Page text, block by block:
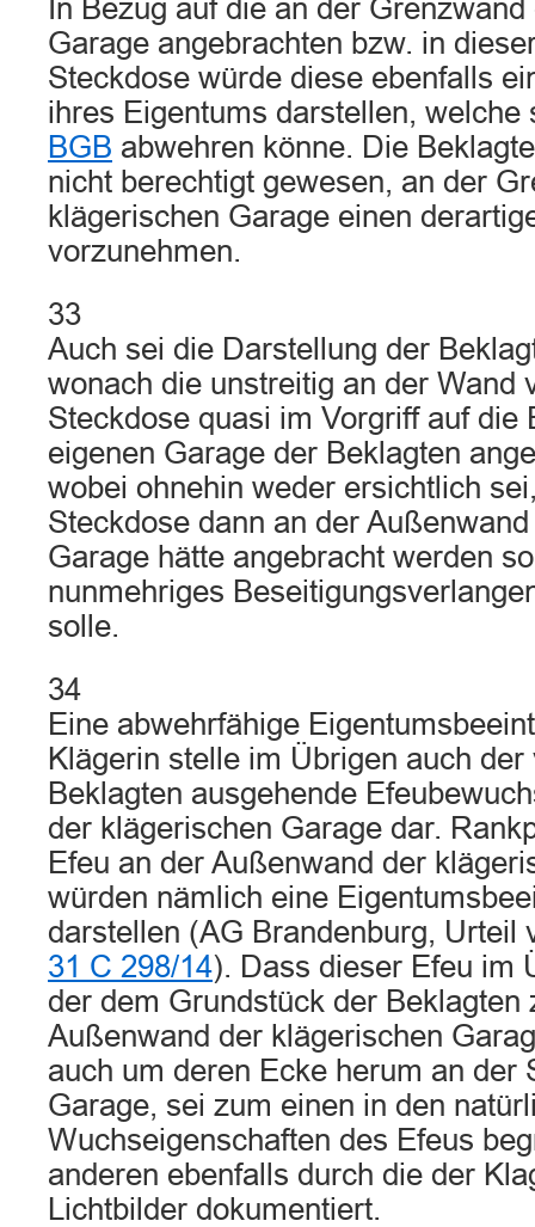
In Bezug auf die an der
Garage angebrachten bzw. in
Steckdose würde diese ebenfalls
ihres Eigentums darstellen,
BGB abwehren könne. Die
nicht berechtigt gewesen, an der
klägerischen Garage einen
vorzunehmen.
33
Auch sei die Darstellung der
wonach die unstreitig an der Wand
Steckdose quasi im Vorgriff auf die
eigenen Garage der Beklagten
wobei ohnehin weder ersichtlich
Steckdose dann an der
Garage hätte angebracht werden
nunmehriges
solle.
34
Eine abwehrfähige
Klägerin stelle im Übrigen auch
Beklagten ausgehende
der klägerischen Garage dar.
Efeu an der Außenwand der
würden nämlich eine
darstellen (AG Brandenburg, Urteil
31 C 298/14). Dass dieser Efeu im
der dem Grundstück der Beklagten
Außenwand der klägerischen
auch um deren Ecke herum an der
Garage, sei zum einen in den
Wuchseigenschaften des Efeus
anderen ebenfalls durch die der
Lichtbilder dokumentiert.